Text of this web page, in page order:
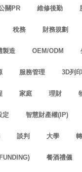
關PR 維修後勤
稅務 財務規劃
製造 OEM/ODM
服務管理 3D列印
家庭 理財
定 智慧財產權(IP)
談判 大學
餐酒禮儀